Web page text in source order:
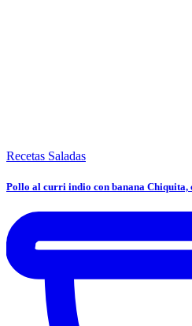
Recetas Saladas
Pollo al curri indio con banana Chiquita,